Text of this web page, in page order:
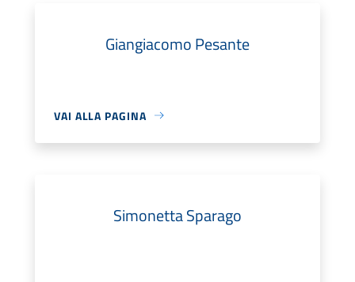
Giangiacomo Pesante
VAI ALLA PAGINA
Simonetta Sparago